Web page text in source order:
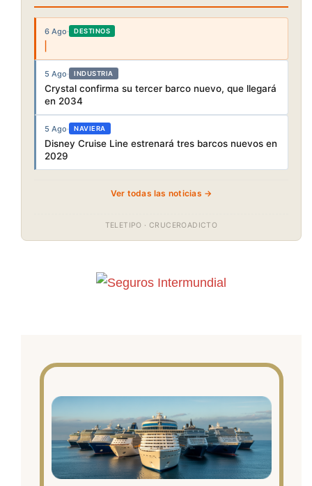
6 Ago· DESTINOS
5 Ago· INDUSTRIA
Crystal confirma su tercer barco nuevo, que llegará
en 2034
5 Ago· NAVIERA
Disney Cruise Line estrenará tres barcos nuevos en
2029
Ver todas las noticias →
TELETIPO · CRUCEROADICTO